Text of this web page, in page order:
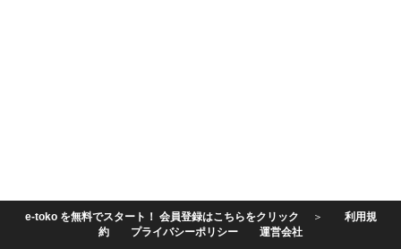
e-toko を無料でスタート！ 会員登録はこちらをクリック ＞
利用規
約
プライバシーポリシー 運営会社